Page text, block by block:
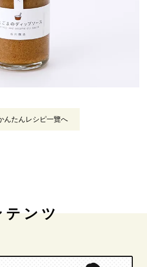
んたんレシピ一覽へ
テンツ